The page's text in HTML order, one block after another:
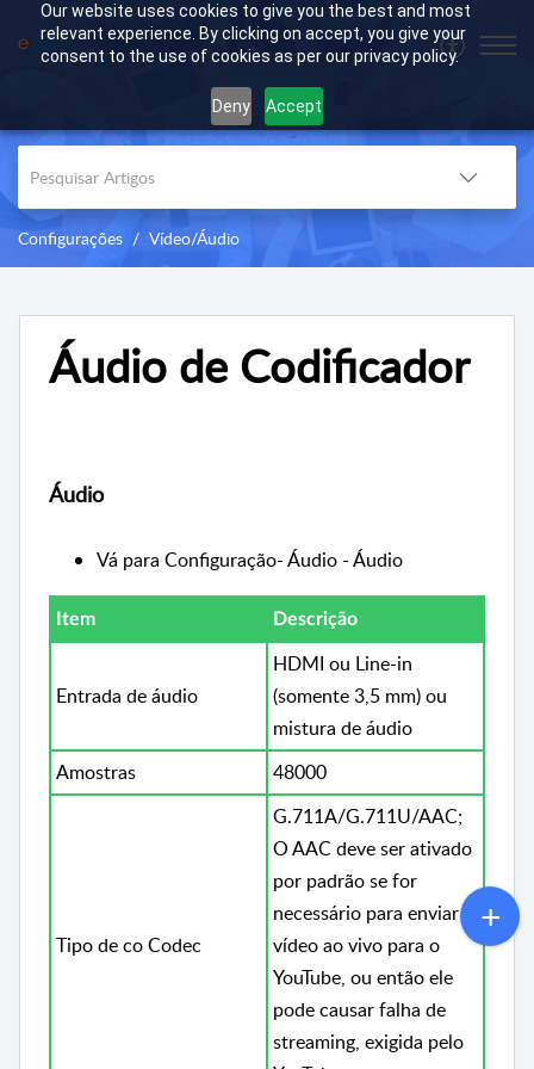
Our website uses cookies to give you the best and most
relevant experience. By clicking on accept, you give your
consent to the use of cookies as per our privacy policy.
Deny Accept
Configurações Vídeo/Áudio
Áudio de Codificador
Áudio
Vá para Configuração- Áudio - Áudio
Item Descrição
Entrada de áudio
HDMI ou Line-in
(somente 3,5 mm) ou
mistura de áudio
Amostras
48000
Tipo de co Codec
G.711A/G.711U/AAC;
O AAC deve ser ativado
por padrão se for
necessário para enviar
vídeo ao vivo para o
YouTube, ou então ele
pode causar falha de
streaming, exigida pelo